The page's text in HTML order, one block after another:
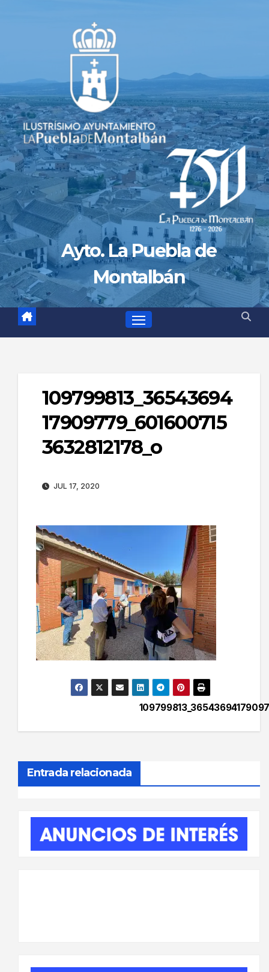
Ayto. La Puebla de
Montalbán
109799813_36543694
17909779_601600715
3632812178_o
JUL 17, 2020
Navegación
de
entradas
Entrada relacionada